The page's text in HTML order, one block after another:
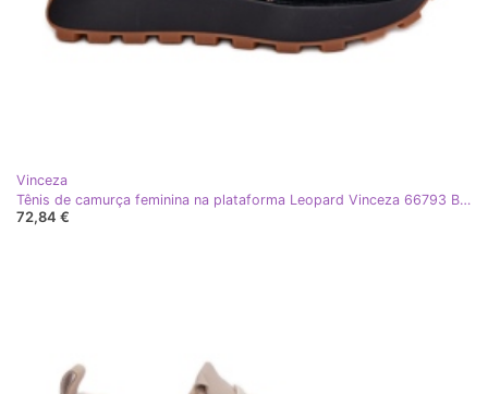
Vinceza
Tênis de camurça feminina na plataforma Leopard Vinceza 66793 Black preto
72,84 €